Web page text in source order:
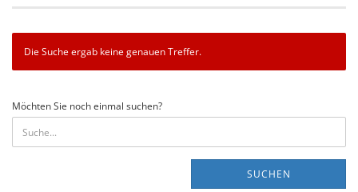
Die Suche ergab keine genauen Treffer.
MÖCHTEN
SIE
NOCH
EINMAL
Möchten Sie noch einmal suchen?
SUCHEN